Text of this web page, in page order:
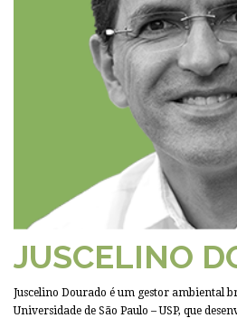
JUSCELINO
Juscelino Dourado é um gestor ambiental
Universidade de São Paulo – USP, que